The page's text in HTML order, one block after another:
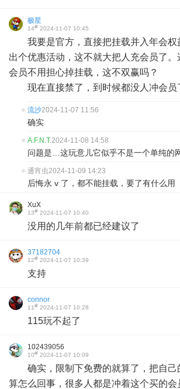
极星
14# 2024-11-07 10:45
我要是官方，直接把挂载并入年会权
出个优惠活动，这不就大把人充会员了。
会员不用担心掉挂载，这不双赢吗？
现在直接禁了，到时候都没人冲会员
流沙2024-11-07 11:56
确实
A.F.N.T.2024-11-08 14:58
问题是…这玩意儿它似乎不是一个单纯的
通宵虫2024-11-09 14:23
后悔永 v 了，都不能挂载，要了有什么用
XuX
13# 2024-11-07 10:40
没用的几年前都已经建议了
37182704
12# 2024-11-07 10:39
支持
connor
11# 2024-11-07 10:28
115玩不起了
102439056
10# 2024-11-07 10:09
确实，限制下免费的就算了，把自己
算怎么回事，很多人都是冲着这个买的会